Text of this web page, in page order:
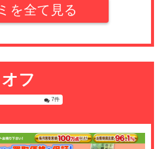
査定額が高いということだ
取ブラザーズを選びまし
で･･･。みんなも利用した
(5.0)
を全て見る
フ
7件